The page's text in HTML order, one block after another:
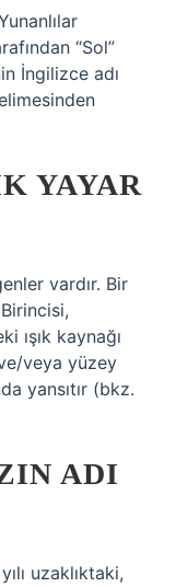
“Sol”
İngilizce adı
YAYAR
vardır. Bir
ışık kaynağı
veya yüzey
yansıtır (bkz.
ADI
uzaklıktaki,